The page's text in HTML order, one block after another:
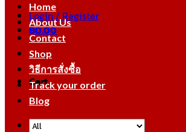
Login / Register
฿0.00
Cart
Home
About Us
Contact
Shop
วิธีการสั่งซื้อ
Track your order
Blog